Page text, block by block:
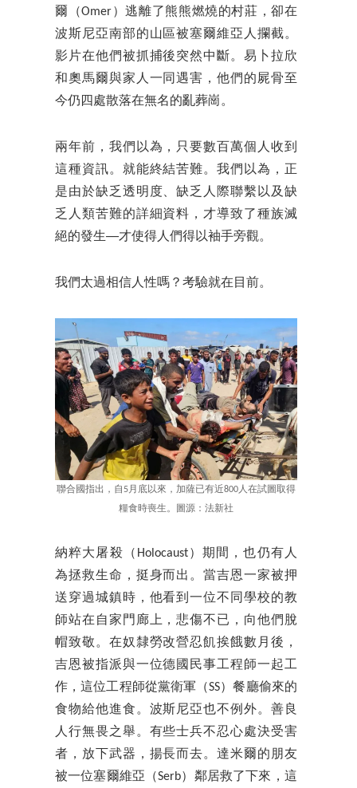
爾（Omer）逃離了熊熊燃燒的村莊，卻在
波斯尼亞南部的山區被塞爾維亞人攔截。
影片在他們被抓捕後突然中斷。易卜拉欣
和奧馬爾與家人一同遇害，他們的屍骨至
今仍四處散落在無名的亂葬崗。
兩年前，我們以為，只要數百萬個人收到
這種資訊。就能終結苦難。我們以為，正
是由於缺乏透明度、缺乏人際聯繫以及缺
乏人類苦難的詳細資料，才導致了種族滅
絕的發生──才使得人們得以袖手旁觀。
我們太過相信人性嗎？考驗就在目前。
聯合國指出，自5月底以來，加薩已有近800人在試圖取得
糧食時喪生。圖源：法新社
納粹大屠殺（Holocaust）期間，也仍有人
為拯救生命，挺身而出。當吉恩一家被押
送穿過城鎮時，他看到一位不同學校的教
師站在自家門廊上，悲傷不已，向他們脫
帽致敬。在奴隸勞改營忍飢挨餓數月後，
吉恩被指派與一位德國民事工程師一起工
作，這位工程師從黨衛軍（SS）餐廳偷來的
食物給他進食。波斯尼亞也不例外。善良
人行無畏之舉。有些士兵不忍心處決受害
者，放下武器，揚長而去。達米爾的朋友
被一位塞爾維亞（Serb）鄰居救了下來，這